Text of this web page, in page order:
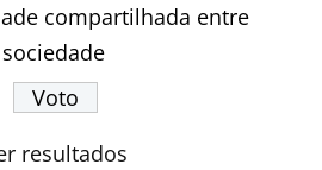
compartilhada entre
resultados